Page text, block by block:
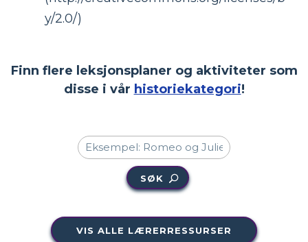
y/2.0/)
Finn flere leksjonsplaner og aktiviteter som
disse i vår historiekategori!
SØK
VIS ALLE LÆRERRESSURSER